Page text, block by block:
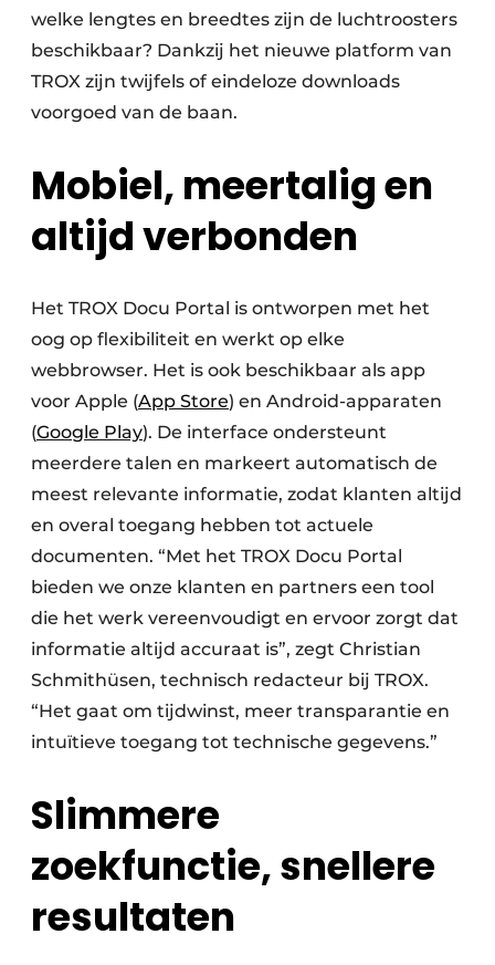
welke lengtes en breedtes zijn de luchtroosters
beschikbaar? Dankzij het nieuwe platform van
TROX zijn twijfels of eindeloze downloads
voorgoed van de baan.
Mobiel, meertalig en
altijd verbonden
Het TROX Docu Portal is ontworpen met het
oog op flexibiliteit en werkt op elke
webbrowser. Het is ook beschikbaar als app
voor Apple (App Store) en Android-apparaten
(Google Play). De interface ondersteunt
meerdere talen en markeert automatisch de
meest relevante informatie, zodat klanten altijd
en overal toegang hebben tot actuele
documenten. “Met het TROX Docu Portal
bieden we onze klanten en partners een tool
die het werk vereenvoudigt en ervoor zorgt dat
informatie altijd accuraat is”, zegt Christian
Schmithüsen, technisch redacteur bij TROX.
“Het gaat om tijdwinst, meer transparantie en
intuïtieve toegang tot technische gegevens.”
Slimmere
zoekfunctie, snellere
resultaten